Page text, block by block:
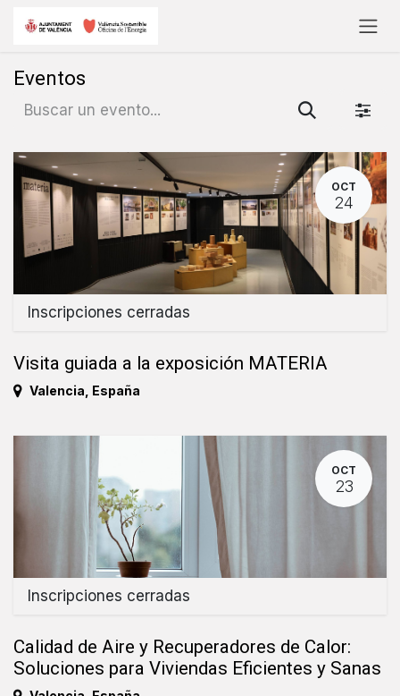
Eventos
OCT
24
Inscripciones cerradas
Visita guiada a la exposición MATERIA
Valencia España
OCT
23
Inscripciones cerradas
Calidad de Aire y Recuperadores de Calor:
Soluciones para Viviendas Eficientes y Sanas